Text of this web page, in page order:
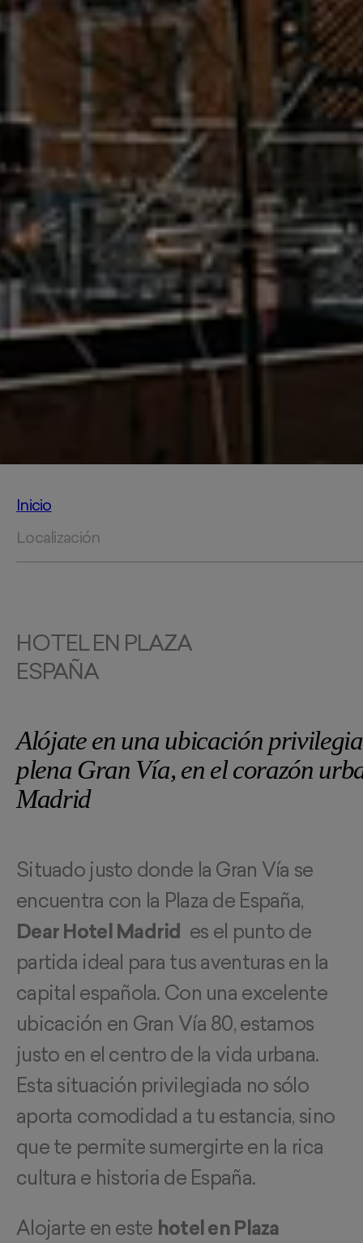
Inicio
Localización
HOTEL EN PLAZA
ESPAÑA
Alójate en una ubicación
plena Gran Vía, en el corazón
Madrid
Situado justo donde la Gran Vía se
encuentra con la Plaza de España,
Dear Hotel Madrid es el punto de
partida ideal para tus aventuras en la
capital española. Con una excelente
ubicación en Gran Vía 80, estamos
justo en el centro de la vida urbana.
Esta situación privilegiada no sólo
aporta comodidad a tu estancia, sino
que te permite sumergirte en la rica
cultura e historia de España.
Alojarte en este hotel en Plaza